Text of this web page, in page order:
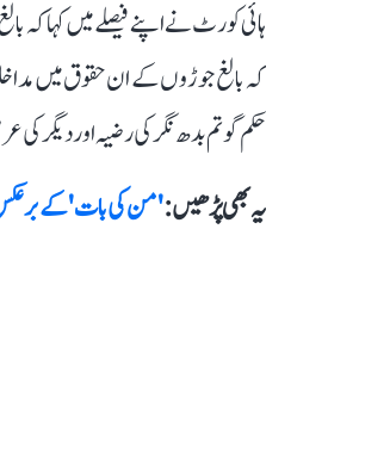
ہائی کورٹ نے اپنے فیصلے میں کہا
حکم گوتم بدھ نگر کی رضیہ اور دیگر
یہ بھی پڑھیں :'من کی بات' کے برعکس